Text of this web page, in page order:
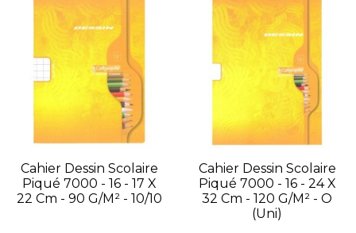
Cahier Dessin Scolaire
Piqué 7000 - 16 - 17 X
22 Cm - 90 G/m² - 10/10
Cahier Dessin Scolaire
Piqué 7000 - 16 - 24 X
32 Cm - 120 G/m² - O
(uni)